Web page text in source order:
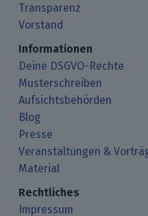
Transparenz
Vorstand
Informationen
Deine DSGVO-Rechte
Musterschreiben
Aufsichtsbehörden
Blog
Presse
Veranstaltungen &
Material
Rechtliches
Impressum